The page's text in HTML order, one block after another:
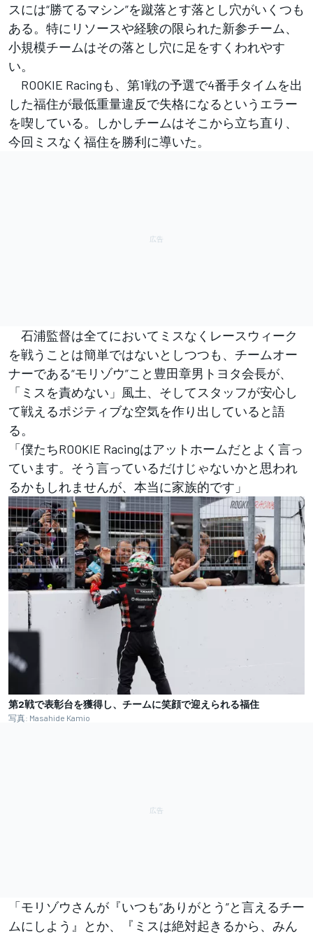
スには“勝てるマシン”を蹴落とす落とし穴がいくつも
ある。特にリソースや経験の限られた新参チーム、
小規模チームはその落とし穴に足をすくわれやす
い。
ROOKIE Racingも、第1戦の予選で4番手タイムを出
した福住が最低重量違反で失格になるというエラー
を喫している。しかしチームはそこから立ち直り、
今回ミスなく福住を勝利に導いた。
石浦監督は全てにおいてミスなくレースウィーク
を戦うことは簡単ではないとしつつも、チームオー
ナーである“モリゾウ”こと豊田章男トヨタ会長が、
「ミスを責めない」風土、そしてスタッフが安心し
て戦えるポジティブな空気を作り出していると語
る。
「僕たちROOKIE Racingはアットホームだとよく言っ
ています。そう言っているだけじゃないかと思われ
るかもしれませんが、本当に家族的です」
第2戦で表彰台を獲得し、チームに笑顔で迎えられる福住
写真: Masahide Kamio
「モリゾウさんが『いつも“ありがとう”と言えるチー
ムにしよう』とか、『ミスは絶対起きるから、みん